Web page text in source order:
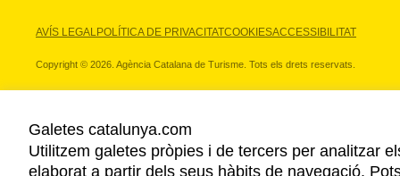
AVÍS LEGALPOLÍTICA DE PRIVACITATCOOKIESACCESSIBILITAT
Copyright © 2026. Agència Catalana de Turisme. Tots els drets reservats.
ELS NOSTRES PARTNERS
Galetes catalunya.com
Utilitzem galetes pròpies i de tercers per analitzar
elaborat a partir dels seus hàbits de navegació.